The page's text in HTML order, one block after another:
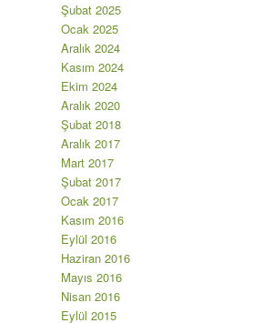
Şubat 2025
Ocak 2025
Aralık 2024
Kasım 2024
Ekim 2024
Aralık 2020
Şubat 2018
Aralık 2017
Mart 2017
Şubat 2017
Ocak 2017
Kasım 2016
Eylül 2016
Haziran 2016
Mayıs 2016
Nisan 2016
Eylül 2015